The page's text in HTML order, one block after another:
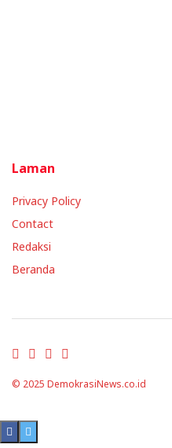
Laman
Privacy Policy
Contact
Redaksi
Beranda
© 2025 DemokrasiNews.co.id